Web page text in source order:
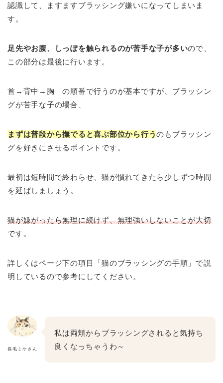
認識して、ますますブラッシング嫌いになってしまいま
す。
足先やお腹、しっぽを触られるのが苦手な子が多いので、
この部分は最後に行います。
首→背中→胸 の順番で行うのが基本ですが、ブラッシン
グが苦手な子の場合、
まずは普段から撫でると喜ぶ部位から行うのもブラッシン
グを好きにさせるポイントです。
最初は短時間で終わらせ、猫が慣れてきたら少しずつ時間
を延ばしましょう。
猫が嫌がったら無理に続けず、無理強いしないことが大切
です。
詳しくはページ下の項目「猫のブラッシングの手順」で説
明しているので参考にしてください。
長毛ミケさん
私は両頬からブラッシングされると気持ち
良くなっちゃうわ～